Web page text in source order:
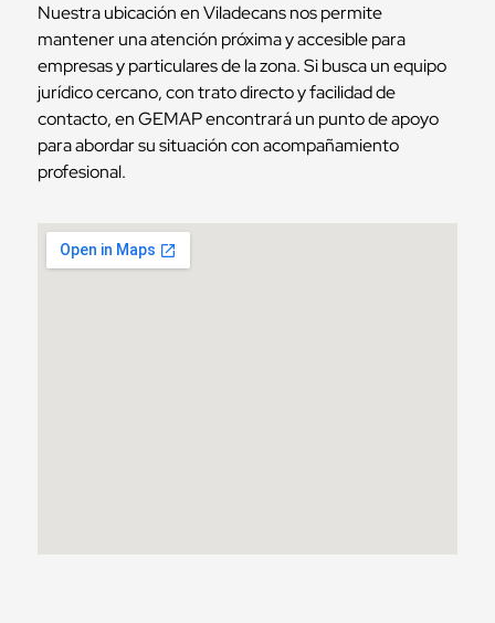
Nuestra ubicación en Viladecans nos permite
mantener una atención próxima y accesible para
empresas y particulares de la zona. Si busca un equipo
jurídico cercano, con trato directo y facilidad de
contacto, en GEMAP encontrará un punto de apoyo
para abordar su situación con acompañamiento
profesional.